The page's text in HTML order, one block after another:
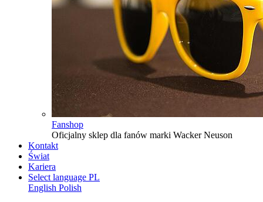
Fanshop
Oficjalny sklep dla fanów marki Wacker Neuson
Kontakt
Świat
Kariera
Select language PL
English Polish